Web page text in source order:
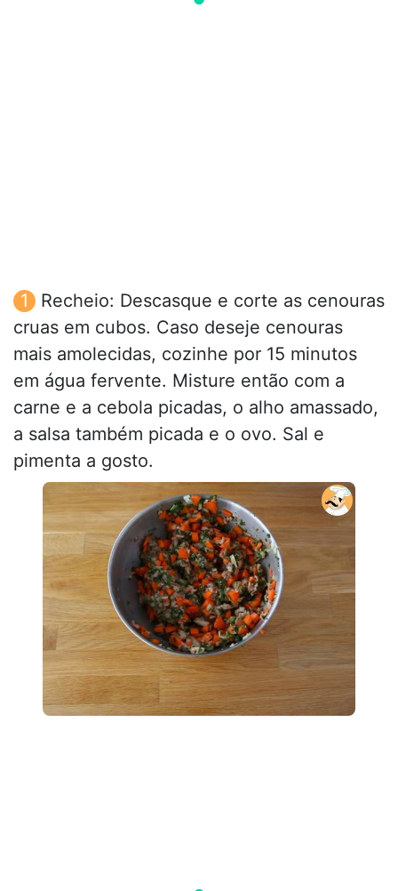
Recheio: Descasque e corte as cenouras
cruas em cubos. Caso deseje cenouras
mais amolecidas, cozinhe por 15 minutos
em água fervente. Misture então com a
carne e a cebola picadas, o alho amassado,
a salsa também picada e o ovo. Sal e
pimenta a gosto.